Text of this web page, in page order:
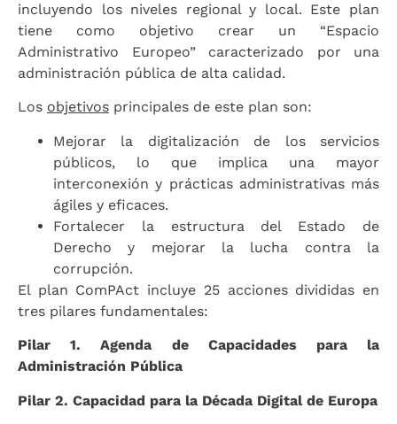
incluyendo los niveles regional y local. Este plan
tiene como objetivo crear un “Espacio
Administrativo Europeo” caracterizado por una
administración pública de alta calidad.
Los objetivos principales de este plan son:
Mejorar la digitalización de los servicios
públicos, lo que implica una mayor
interconexión y prácticas administrativas más
ágiles y eficaces.
Fortalecer la estructura del Estado de
Derecho y mejorar la lucha contra la
corrupción.
El plan ComPAct incluye 25 acciones divididas en
tres pilares fundamentales:
Pilar 1. Agenda de Capacidades para la
Administración Pública
Pilar 2. Capacidad para la Década Digital de Europa